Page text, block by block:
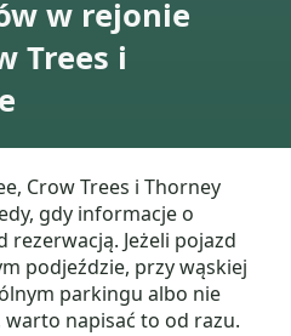
w rejonie
Trees i
Crow Trees i Thorney
gdy informacje o
Jeżeli pojazd
podjeździe, przy wąskiej
parkingu albo nie
napisać to od razu.